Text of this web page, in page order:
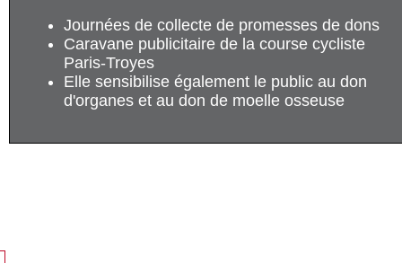
Journées de collecte de promesses de dons
Caravane publicitaire de la course cycliste
Paris-Troyes
Elle sensibilise également le public au don
d'organes et au don de moelle osseuse